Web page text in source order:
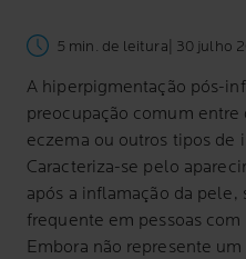
5 min. de leitura | 30 julho
A hiperpigmentação pós-
preocupação comum
eczema ou outros tipos de
Caracteriza-se pelo
após a inflamação da
frequente em pessoas
Embora não represente